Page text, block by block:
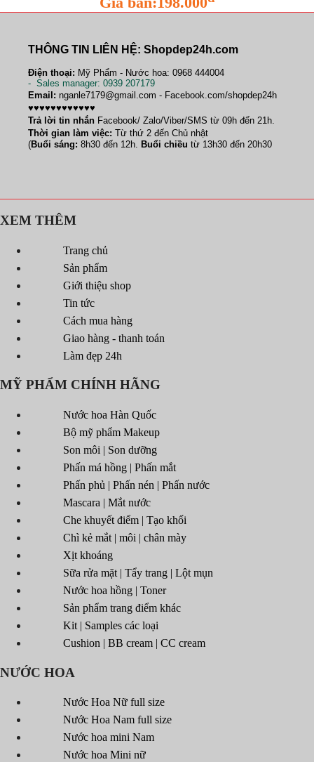
THÔNG TIN LIÊN HỆ: Shopdep24h.com
Điện thoại: Mỹ Phẩm - Nước hoa: 0968 444004
- Sales manager: 0939 207179
Email: nganle7179@gmail.com - Facebook.com/shopdep24h
♥♥♥♥♥♥♥♥♥♥♥♥
Trả lời tin nhắn Facebook/ Zalo/Viber/SMS từ 09h đến 21h.
Thời gian làm việc: Từ thứ 2 đến Chủ nhật
(Buổi sáng: 8h30 đến 12h. Buổi chiều từ 13h30 đến 20h30
XEM THÊM
Trang chủ
Sản phẩm
Giới thiệu shop
Tin tức
Cách mua hàng
Giao hàng - thanh toán
Làm đẹp 24h
MỸ PHẨM CHÍNH HÃNG
Nước hoa Hàn Quốc
Bộ mỹ phẩm Makeup
Son môi | Son dưỡng
Phấn má hồng | Phấn mắt
Phấn phủ | Phấn nén | Phấn nước
Mascara | Mắt nước
Che khuyết điểm | Tạo khối
Chì kẻ mắt | môi | chân mày
Xịt khoáng
Sữa rửa mặt | Tẩy trang | Lột mụn
Nước hoa hồng | Toner
Sản phẩm trang điểm khác
Kit | Samples các loại
Cushion | BB cream | CC cream
NƯỚC HOA
Nước Hoa Nữ full size
Nước Hoa Nam full size
Nước hoa mini Nam
Nước hoa Mini nữ